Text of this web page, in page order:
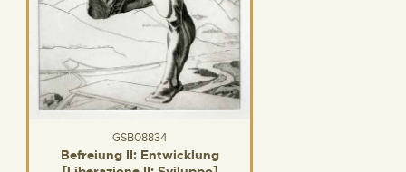
GSB08834
Befreiung II: Entwicklung